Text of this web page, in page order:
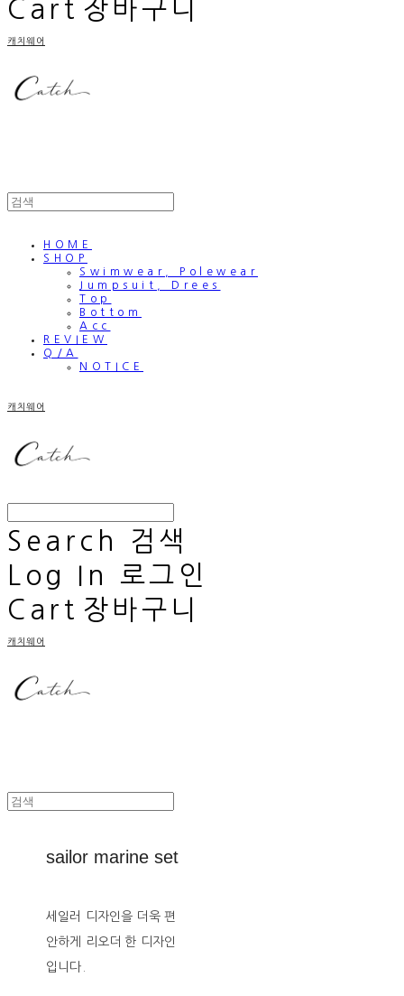
Cart 장바구니
캐치웨어
HOME
SHOP
Swimwear, Polewear
Jumpsuit, Drees
Top
Bottom
Acc
REVIEW
Q/A
NOTICE
캐치웨어
Search
검색
Log In
로그인
Cart 장바구니
캐치웨어
sailor marine set
세일러 디자인을 더욱 편
안하게 리오더 한 디자인
입니다.